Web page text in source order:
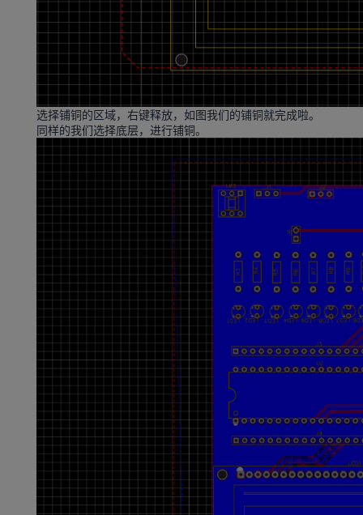
选择铺铜的区域，右键释放，如图我们的铺铜就完成啦。
同样的我们选择底层，进行铺铜。